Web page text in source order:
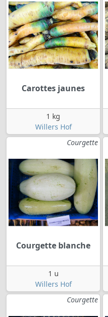
Carottes jaunes
1 kg
Willers Hof
Courgette
Courgette blanche
1 u
Willers Hof
Courgette